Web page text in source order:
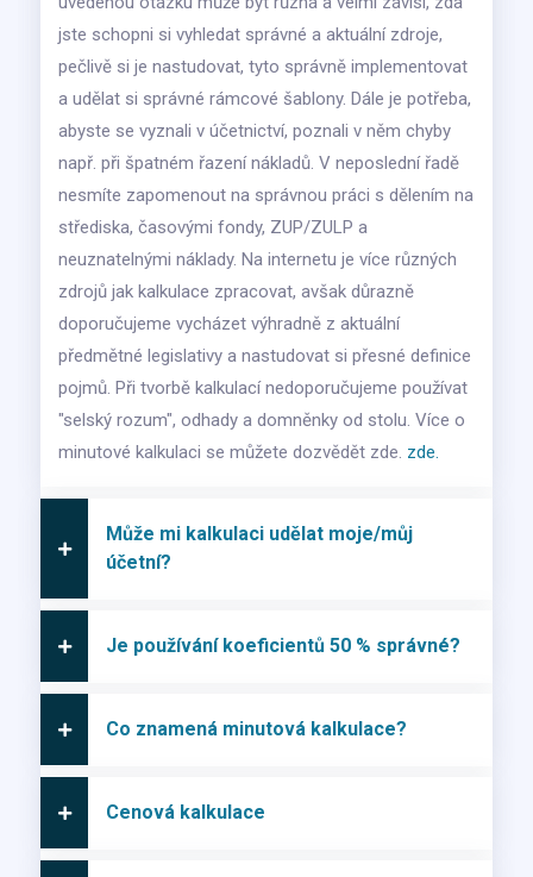
jste schopni si vyhledat správné a aktuální zdroje,
pečlivě si je nastudovat, tyto správně implementovat
a udělat si správné rámcové šablony. Dále je potřeba,
abyste se vyznali v účetnictví, poznali v něm chyby
např. při špatném řazení nákladů. V neposlední řadě
nesmíte zapomenout na správnou práci s dělením na
střediska, časovými fondy, ZUP/ZULP a
neuznatelnými náklady. Na internetu je více různých
zdrojů jak kalkulace zpracovat, avšak důrazně
doporučujeme vycházet výhradně z aktuální
předmětné legislativy a nastudovat si přesné definice
pojmů. Při tvorbě kalkulací nedoporučujeme používat
"selský rozum", odhady a domněnky od stolu. Více o
minutové kalkulaci se můžete dozvědět zde. zde.
Může mi kalkulaci udělat moje/můj
účetní?
Je používání koeficientů 50 % správné?
Co znamená minutová kalkulace?
Cenová kalkulace